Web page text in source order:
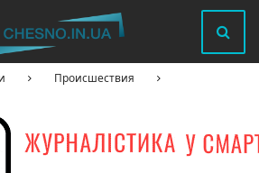
Происшествия